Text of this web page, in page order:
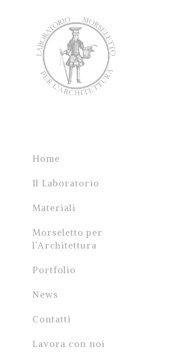
Home
Il Laboratorio
Materiali
Morseletto per
l’Architettura
Portfolio
News
Contatti
Lavora con noi